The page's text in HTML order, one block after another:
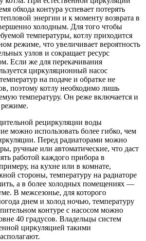
обхода контура успевает потерять
энергии и к моменту возврата в
холодным. Для того чтобы
температуры, котлу приходится
режиме, что увеличивает вероятность
узлов и сокращает ресурс
Если же для перекачивания
циркуляционный насос
на подаче и обратке не
поэтому котлу необходимо лишь
температуру. Он реже включается и
рециркуляции воды
можно использовать более гибко, чем
Перед радиаторами можно
ручные или автоматические, что даст
работой каждого прибора в
на кухне или в комнате,
стороны, температуру на радиаторе
а в более холодных помещениях —
В межсезонье, для которого
днем и холод ночью, температуру
контуре с насосом можно
40 градусов. Владельцы систем
циркуляцией такими